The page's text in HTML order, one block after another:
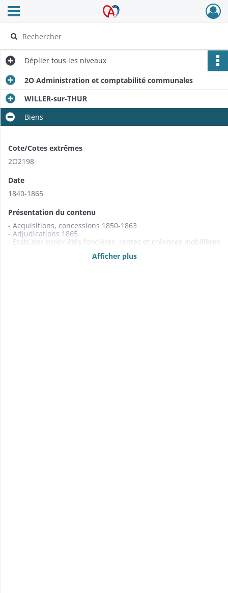
Archives Alsace - Colmar
Ouvrir le menu déroulant
Déplier tous les niveaux
2O Administration et comptabilité communales
WILLER-sur-THUR
Biens
Cote/Cotes extrêmes
2O2198
Date
1840-1865
Présentation du contenu
- Acquisitions, concessions 1850-1863
- Adjudications 1865
- Etats des propriétés foncières, rentes et créances mobilières
Afficher plus